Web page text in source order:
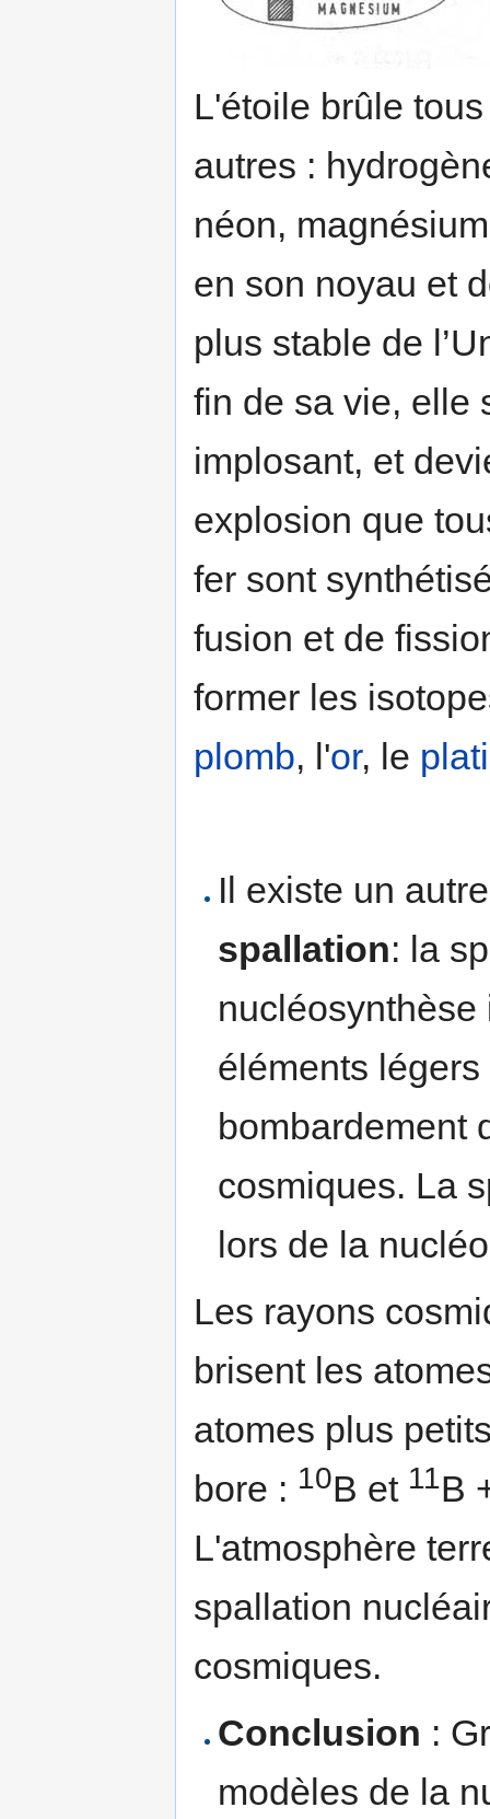
L'étoile brûle
autres :
néon,
en son noyau et
plus stable de
fin de sa vie, elle
implosant, et
explosion que
fer sont
fusion et de
former les
plomb, l'or, le
Il existe un
spallation: la
éléments
bombardement
cosmiques. La
lors de la
Les rayons
brisent les
atomes plus
bore : 10B et 11 B
L'atmosphère
spallation
cosmiques.
Conclusion :
modèles de la